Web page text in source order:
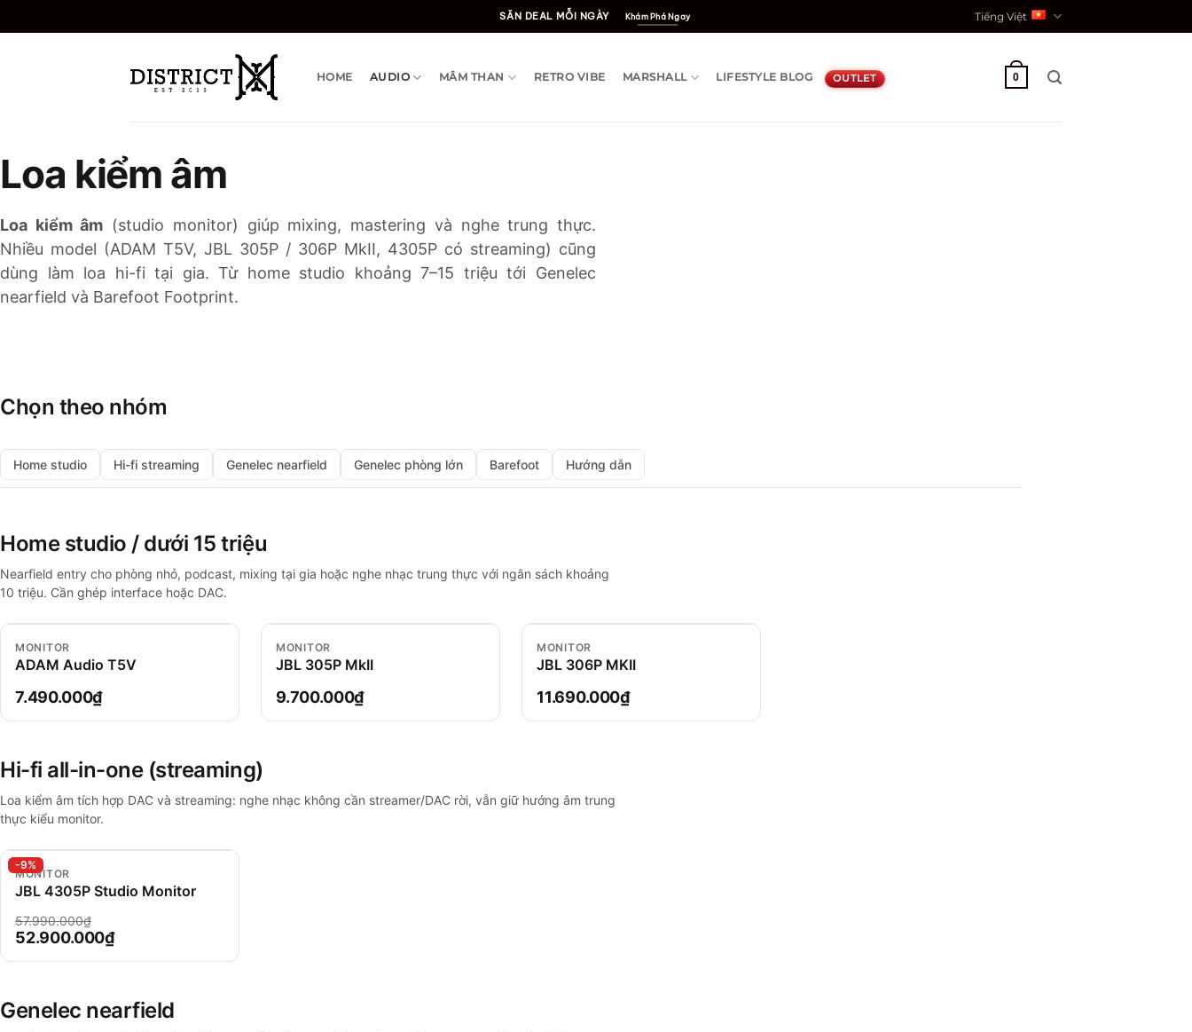
qua
SĂN DEAL MỖI NGÀY Khám Phá Ngay Tiếng Việt
HOME AUDIO MÂM THAN RETRO VIBE MARSHALL LIFESTYLE BLOG OUTLET 0
Loa kiểm âm
Loa kiểm âm (studio monitor) giúp mixing, mastering và nghe trung thực.
Nhiều model (ADAM T5V, JBL 305P / 306P MkII, 4305P có streaming) cũng
dùng làm loa hi-fi tại gia. Từ home studio khoảng 7–15 triệu tới Genelec
nearfield và Barefoot Footprint.
Chọn theo nhóm
Home studio Hi-fi streaming Genelec nearfield Genelec phòng lớn Barefoot Hướng dẫn
Home studio / dưới 15 triệu
Nearfield entry cho phòng nhỏ, podcast, mixing tại gia hoặc nghe nhạc trung thực với ngân sách khoảng
10 triệu. Cần ghép interface hoặc DAC.
MONITOR
ADAM Audio T5V
7.490.000₫
MONITOR
JBL 305P MkII
9.700.000₫
MONITOR
JBL 306P MKII
11.690.000₫
Hi-fi all-in-one (streaming)
Loa kiểm âm tích hợp DAC và streaming: nghe nhạc không cần streamer/DAC rời, vẫn giữ hướng âm trung
thực kiểu monitor.
-9%
MONITOR
JBL 4305P Studio Monitor
52.900.000₫
57.990.000₫
Genelec nearfield